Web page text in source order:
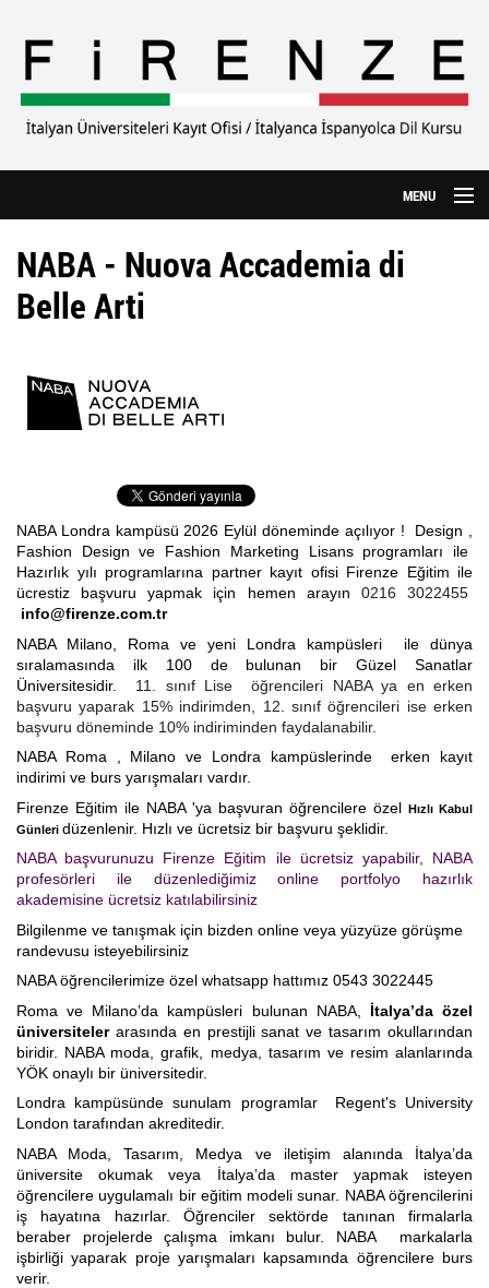
MENU
Hakkımızda
Yurtdışı Eğitim
Özel Üniversiteler
İtalyanca Kursu
İspanyolca Kursu
Burs Yarışmaları
İtalyan Devlet Üniversiteleri
İtalyan Üniversitelerine Hazırlık
Dil Okulları
Yaz Okulu
Gurur Tablomuz
İletişim
NABA - Nuova Accademia di
Belle Arti
NABA Londra kampüsü 2026 Eylül döneminde açılıyor ! Design ,
Fashion Design ve Fashion Marketing Lisans programları ile
Hazırlık yılı programlarına partner kayıt ofisi Firenze Eğitim ile
ücrestiz başvuru yapmak için hemen arayın 0216 3022455
info@firenze.com.tr
NABA Milano, Roma ve yeni Londra kampüsleri ile dünya
sıralamasında ilk 100 de bulunan bir Güzel Sanatlar
Üniversitesidir.
11. sınıf Lise öğrencileri NABA ya en erken
başvuru yaparak 15% indirimden, 12. sınıf öğrencileri ise erken
başvuru döneminde 10% indiriminden faydalanabilir.
NABA Roma , Milano ve Londra kampüslerinde erken kayıt
indirimi ve burs yarışmaları vardır.
Firenze Eğitim ile NABA 'ya başvuran öğrencilere özel Hızlı Kabul
Günleri düzenlenir. Hızlı ve ücretsiz bir başvuru şeklidir.
NABA başvurunuzu Firenze Eğitim ile ücretsiz yapabilir, NABA
profesörleri ile düzenlediğimiz online portfolyo hazırlık
akademisine ücretsiz katılabilirsiniz
Bilgilenme ve tanışmak için bizden online veya yüzyüze görüşme
randevusu isteyebilirsiniz
NABA öğrencilerimize özel whatsapp hattımız 0543 3022445
Roma ve Milano’da kampüsleri bulunan NABA, İtalya’da özel
üniversitelerarasında en prestijli sanat ve tasarım okullarından
biridir. NABA moda, grafik, medya, tasarım ve resim alanlarında
YÖK onaylı bir üniversitedir.
Londra kampüsünde sunulam programlar Regent's University
London tarafından akreditedir.
NABA Moda, Tasarım, Medya ve iletişim alanında İtalya’da
üniversite okumak veya İtalya’da master yapmak isteyen
öğrencilere uygulamalı bir eğitim modeli sunar. NABA öğrencilerini
iş hayatına hazırlar. Öğrenciler sektörde tanınan firmalarla
beraber projelerde çalışma imkanı bulur. NABA markalarla
işbirliği yaparak proje yarışmaları kapsamında öğrencilere burs
verir.